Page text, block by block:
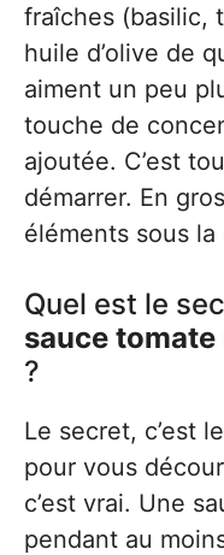
fraîches (basilic,
huile d’olive de
aiment un peu
touche de
ajoutée. C’est
démarrer. En
éléments sous
Quel est le
sauce
?
Le secret, c’est
pour vous
c’est vrai. Une
pendant au